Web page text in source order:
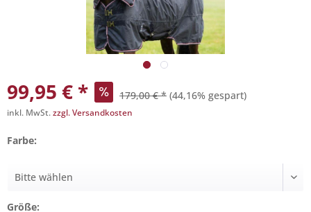
99,95 € * 179,00 € * (44,16% gespart)
inkl. MwSt.zzgl. Versandkosten
Farbe:
Größe: